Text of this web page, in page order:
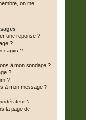
on me
une réponse ?
?
?
à mon sondage ?
?
?
à mon message ?
?
la page de